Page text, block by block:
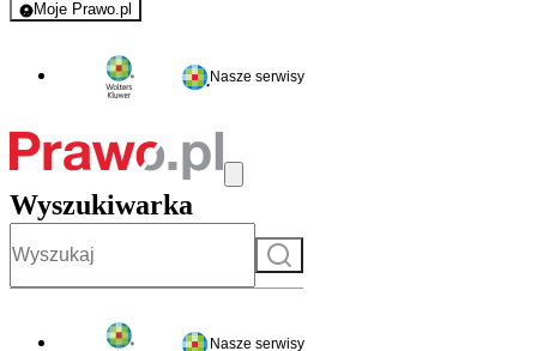
Moje Prawo.pl
- rejestracja i logowanie do serwisu
Nasze serwisy
Wyszukiwarka
Szukaj
Nasze serwisy